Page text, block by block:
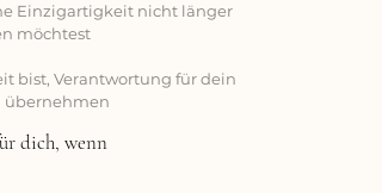
Einzigartigkeit nicht länger
möchtest
bist, Verantwortung für dein
übernehmen​
dich, wenn